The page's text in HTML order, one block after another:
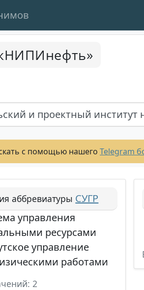
и проектный институт
с помощью нашего Telegram
аббревиатуры СУГР
управления
ресурсами
управление
работами
2